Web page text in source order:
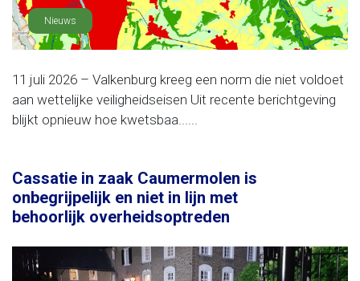
Nieuws
11 juli 2026 – Valkenburg kreeg een norm die niet voldoet
aan wettelijke veiligheidseisen Uit recente berichtgeving
blijkt opnieuw hoe kwetsbaa......
Cassatie in zaak Caumermolen is
onbegrijpelijk en niet in lijn met
behoorlijk overheidsoptreden